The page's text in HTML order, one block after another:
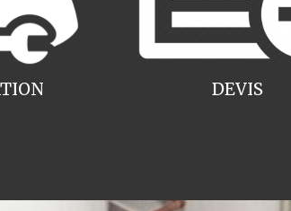
DEVIS